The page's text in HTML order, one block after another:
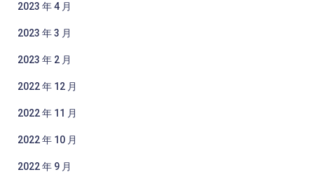
2023 年 4 月
2023 年 3 月
2023 年 2 月
2022 年 12 月
2022 年 11 月
2022 年 10 月
2022 年 9 月